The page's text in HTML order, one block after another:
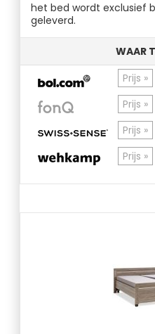
het bed wordt exclusief
geleverd.
WAAR
Prijs »
Prijs »
Prijs »
Prijs »